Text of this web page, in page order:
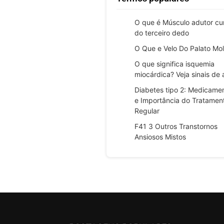
O que é Músculo adutor
do terceiro dedo
O Que e Velo Do Palato
O que significa isquemia
miocárdica? Veja sinais de
Diabetes tipo 2:
e Importância do
Regular
F41 3 Outros Transtornos
Ansiosos Mistos